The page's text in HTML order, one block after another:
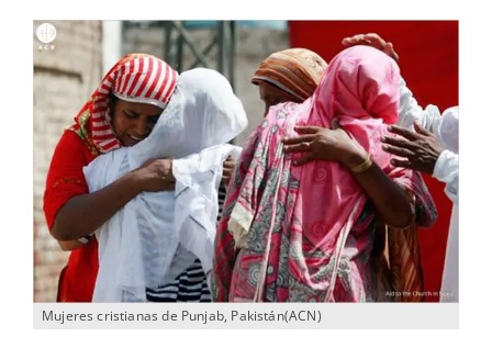
Mujeres cristianas de Punjab, Pakistán(ACN)